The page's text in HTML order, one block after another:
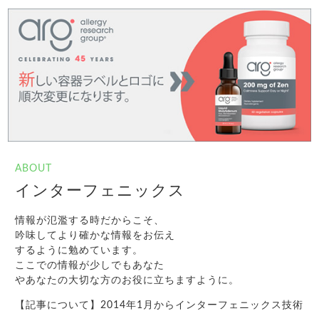
ABOUT
インターフェニックス
情報が氾濫する時だからこそ、
吟味してより確かな情報をお伝え
するように勉めています。
ここでの情報が少しでもあなた
やあなたの大切な方のお役に立ちますように。
【記事について】2014年1月からインターフェニックス技術